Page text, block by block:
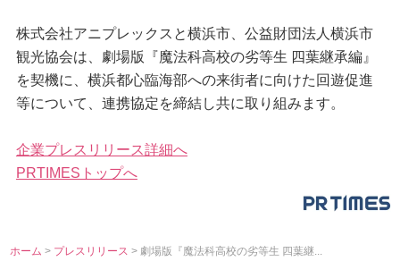
株式会社アニプレックスと横浜市、公益財団法人横浜市
観光協会は、劇場版『魔法科高校の劣等生 四葉継承編』
を契機に、横浜都心臨海部への来街者に向けた回遊促進
等について、連携協定を締結し共に取り組みます。
企業プレスリリース詳細へ
PRTIMESトップへ
ホーム > プレスリリース> 劇場版『魔法科高校の劣等生 四葉継...